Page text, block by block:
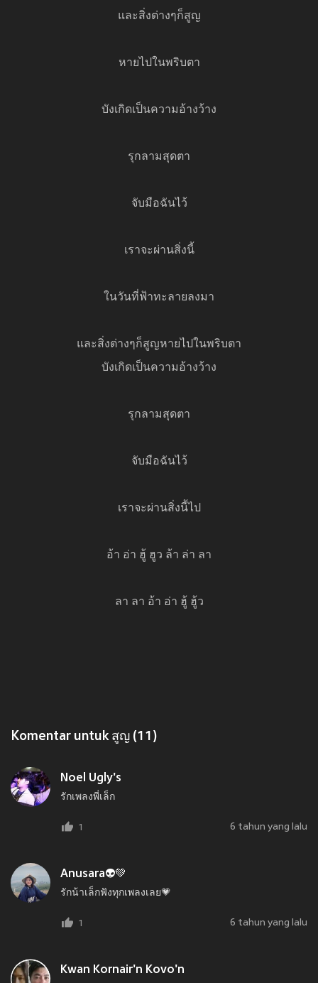
และสิ่งต่างๆก็สูญ
หายไปในพริบตา
บังเกิดเป็นความอ้างว้าง
รุกลามสุดตา
จับมือฉันไว้
เราจะผ่านสิ่งนี้
ในวันที่ฟ้าทะลายลงมา
และสิ่งต่างๆก็สูญหายไปในพริบตา
บังเกิดเป็นความอ้างว้าง
รุกลามสุดตา
จับมือฉันไว้
เราจะผ่านสิ่งนี้ไป
อ้า อ่า ฮู้ ฮูว ล้า ล่า ลา
ลา ลา อ้า อ่า ฮู้ ฮู้ว
Komentar untuk สูญ (11)
Noel Ugly's
รักเพลงพี่เล็ก
1 6 tahun yang lalu
Anusara👽💚
รักน้าเล็กฟังทุกเพลงเลย💗
1 6 tahun yang lalu
Kwan Kornair'n Kovo'n